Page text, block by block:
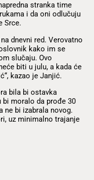
stranka time
i da oni odlučuju
Srce.
dnevni red. Verovatno
kako im se
slučaju. Ovo
biti u julu, a kada će
kazao je Janjić.
bila bi ostavka
bi moralo da prođe 30
ne bi izabrala novog.
uz minimalno trajanje